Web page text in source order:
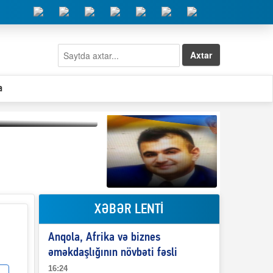
Axtar
Elşad Abdullayevin
erməniləri
maliyyələşdirən oğlu
niyə Azərbaycana
ekstradisiya olunmur?
XƏBƏR LENTİ
Anqola, Afrika və biznes
əməkdaşlığının növbəti fəsli
16:24